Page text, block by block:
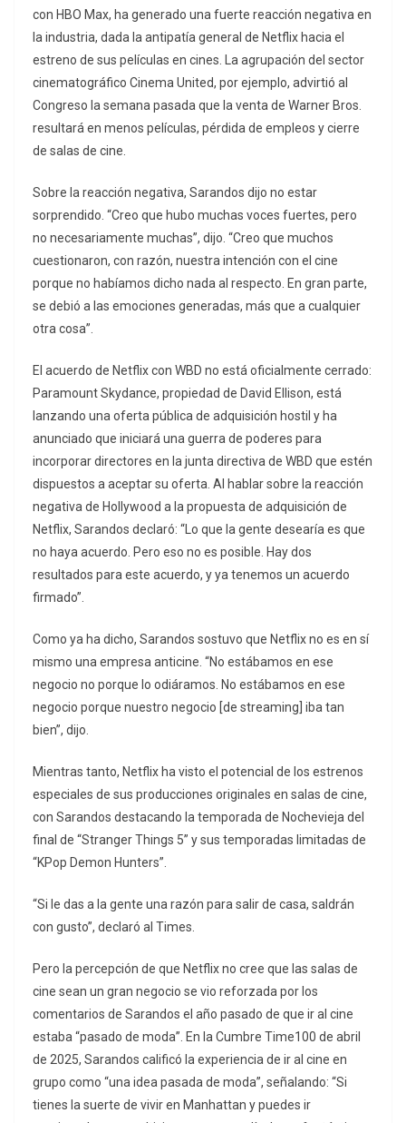
con HBO Max, ha generado una fuerte reacción negativa en
la industria, dada la antipatía general de Netflix hacia el
estreno de sus películas en cines. La agrupación del sector
cinematográfico Cinema United, por ejemplo, advirtió al
Congreso la semana pasada que la venta de Warner Bros.
resultará en menos películas, pérdida de empleos y cierre
de salas de cine.
Sobre la reacción negativa, Sarandos dijo no estar
sorprendido. “Creo que hubo muchas voces fuertes, pero
no necesariamente muchas”, dijo. “Creo que muchos
cuestionaron, con razón, nuestra intención con el cine
porque no habíamos dicho nada al respecto. En gran parte,
se debió a las emociones generadas, más que a cualquier
otra cosa”.
El acuerdo de Netflix con WBD no está oficialmente cerrado:
Paramount Skydance, propiedad de David Ellison, está
lanzando una oferta pública de adquisición hostil y ha
anunciado que iniciará una guerra de poderes para
incorporar directores en la junta directiva de WBD que estén
dispuestos a aceptar su oferta. Al hablar sobre la reacción
negativa de Hollywood a la propuesta de adquisición de
Netflix, Sarandos declaró: “Lo que la gente desearía es que
no haya acuerdo. Pero eso no es posible. Hay dos
resultados para este acuerdo, y ya tenemos un acuerdo
firmado”.
Como ya ha dicho, Sarandos sostuvo que Netflix no es en sí
mismo una empresa anticine. “No estábamos en ese
negocio no porque lo odiáramos. No estábamos en ese
negocio porque nuestro negocio [de streaming] iba tan
bien”, dijo.
Mientras tanto, Netflix ha visto el potencial de los estrenos
especiales de sus producciones originales en salas de cine,
con Sarandos destacando la temporada de Nochevieja del
final de “Stranger Things 5” y sus temporadas limitadas de
“KPop Demon Hunters”.
“Si le das a la gente una razón para salir de casa, saldrán
con gusto”, declaró al Times.
Pero la percepción de que Netflix no cree que las salas de
cine sean un gran negocio se vio reforzada por los
comentarios de Sarandos el año pasado de que ir al cine
estaba “pasado de moda”. En la Cumbre Time100 de abril
de 2025, Sarandos calificó la experiencia de ir al cine en
grupo como “una idea pasada de moda”, señalando: “Si
tienes la suerte de vivir en Manhattan y puedes ir